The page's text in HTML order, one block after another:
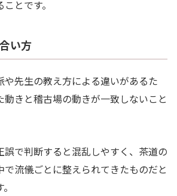
とです。
い方
や先生の教え方による違いがあるた
動きと稽古場の動きが一致しないこと
誤で判断すると混乱しやすく、茶道の
流儀ごとに整えられてきたものだと